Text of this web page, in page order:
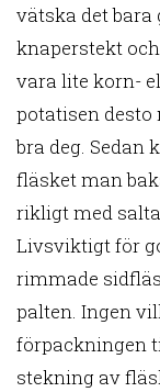
vätska det
knaperstekt
vara lite korn-
potatisen desto
bra deg. Sedan
fläsket man
rikligt med
Livsviktigt för
rimmade
palten. Ingen
förpackningen
stekning av